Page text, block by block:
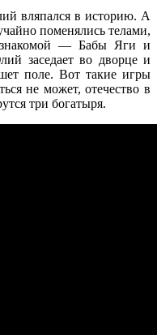
вляпался в историю. А
поменялись телами,
знакомой — Бабы Яги и
заседает во дворце и
поле. Вот такие игры
не может, отечество в
три богатыря.